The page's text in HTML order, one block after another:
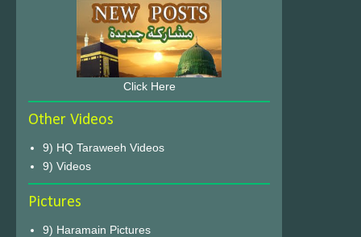
Click Here
Other Videos
9) HQ Taraweeh Videos
9) Videos
Pictures
9) Haramain Pictures